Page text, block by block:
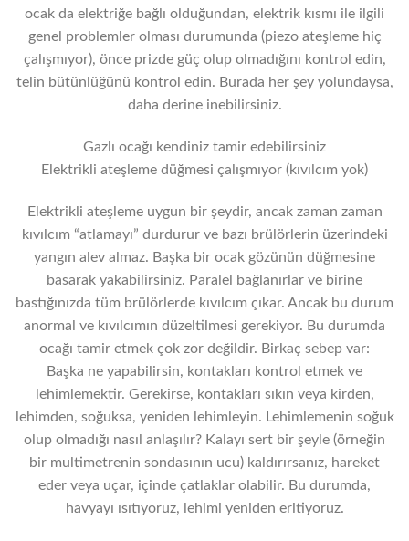
ocak da elektriğe bağlı olduğundan, elektrik kısmı ile ilgili
genel problemler olması durumunda (piezo ateşleme hiç
çalışmıyor), önce prizde güç olup olmadığını kontrol edin,
telin bütünlüğünü kontrol edin. Burada her şey yolundaysa,
daha derine inebilirsiniz.
Gazlı ocağı kendiniz tamir edebilirsiniz
Elektrikli ateşleme düğmesi çalışmıyor (kıvılcım yok)
Elektrikli ateşleme uygun bir şeydir, ancak zaman zaman
kıvılcım “atlamayı” durdurur ve bazı brülörlerin üzerindeki
yangın alev almaz. Başka bir ocak gözünün düğmesine
basarak yakabilirsiniz. Paralel bağlanırlar ve birine
bastığınızda tüm brülörlerde kıvılcım çıkar. Ancak bu durum
anormal ve kıvılcımın düzeltilmesi gerekiyor. Bu durumda
ocağı tamir etmek çok zor değildir. Birkaç sebep var:
Başka ne yapabilirsin, kontakları kontrol etmek ve
lehimlemektir. Gerekirse, kontakları sıkın veya kirden,
lehimden, soğuksa, yeniden lehimleyin. Lehimlemenin soğuk
olup olmadığı nasıl anlaşılır? Kalayı sert bir şeyle (örneğin
bir multimetrenin sondasının ucu) kaldırırsanız, hareket
eder veya uçar, içinde çatlaklar olabilir. Bu durumda,
havyayı ısıtıyoruz, lehimi yeniden eritiyoruz.